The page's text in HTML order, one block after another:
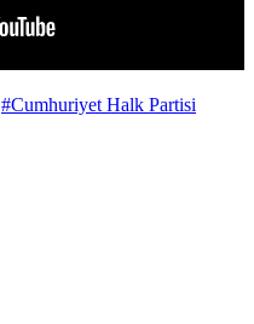
#Cumhuriyet Halk Partisi